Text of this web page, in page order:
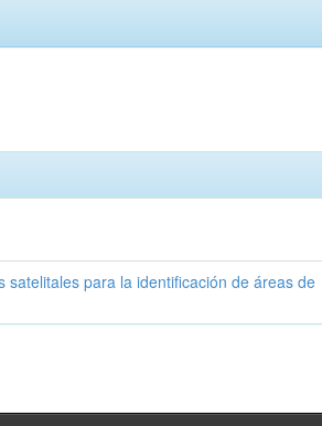
para la identificación de áreas de